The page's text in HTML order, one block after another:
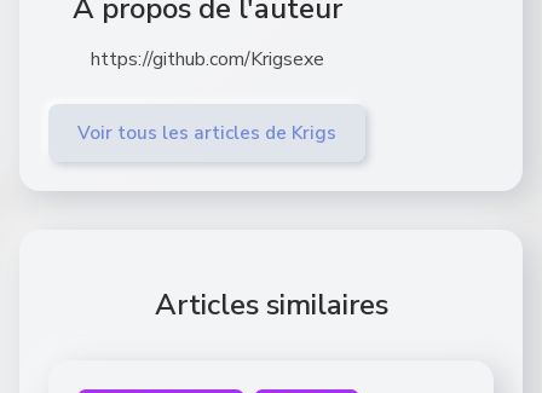
À propos de l'auteur
https://github.com/Krigsexe
Voir tous les articles de Krigs
Articles similaires